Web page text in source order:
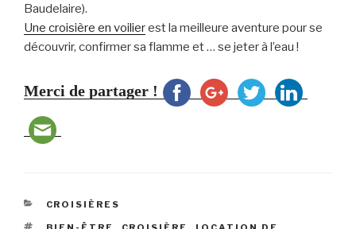
Baudelaire).
Une croisière en voilierest la meilleure aventure pour se
découvrir, confirmer sa flamme et … se jeter à l’eau !
Merci de partager !
CATÉGORIES
CROISIÈRES